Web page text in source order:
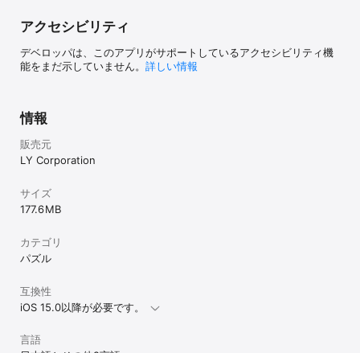
アクセシビリティ
デベロッパは、このアプリがサポートしているアクセシビリティ機
能をまだ示していません。 詳しい情報
情報
販売元
LY Corporation
サイズ
177.6 MB
カテゴリ
パズル
互換性
iOS 15.0以降が必要です。
言語